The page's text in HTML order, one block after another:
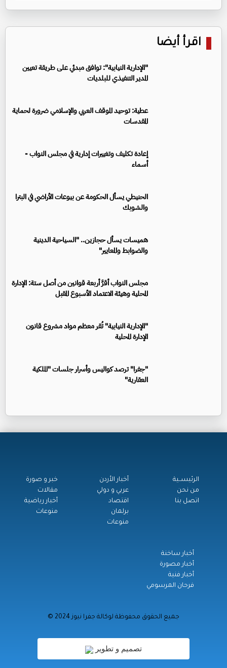
اقرأ أيضا
"الإدارية النيابية": توافق مبدئي على طريقة تعيين
المدير التنفيذي للبلديات
عطية: توحيد الموقف العربي والإسلامي ضرورة لحماية
المقدسات
إعادة تكليف وتغييرات إدارية في مجلس النواب -
أسماء
الحنيطي يسأل الحكومة عن بيوعات الأراضي في البترا
والشوبك
هميسات يسأل حجازين.. "السياحية الدينية
والضوابط والمعايير"
مجلس النواب أقرَّ أربعة قوانين من أصل ستة: الإدارة
المحلية وهيئة الاعتماد الأسبوع المقبل
"الإدارية النيابية" تُقر معظم مواد مشروع قانون
الإدارة المحلية
"جفرا" ترصد كواليس وأسرار جلسات "الملكية
العقارية"
الرئيســية
من نحن
اتصل بنا
أخبار الأردن
عربي و دولي
اقتصاد
برلمان
منوعات
خبر و صورة
مقالات
أخبار رياضية
منوعات
أخبار ساخنة
أخبار مصورة
أخبار فنية
فرحان المرسومي
© جميع الحقوق محفوظة لوكالة جفرا نيوز 2024
تصميم و تطوير